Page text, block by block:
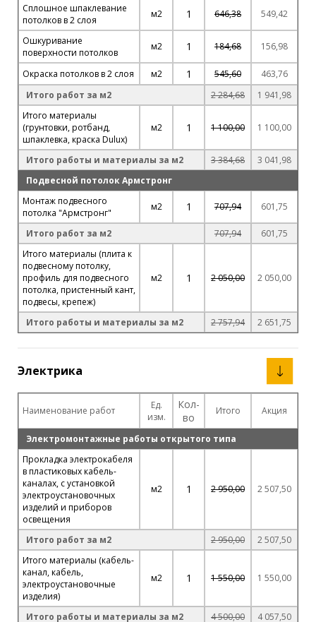
Сплошное шпаклевание
потолков в 2 слоя
м2 1 646,38 549,42
Ошкуривание
поверхности потолков
м2 1 184,68 156,98
Окраска потолков в 2 слоя м2 1 545,60
463,76
Итого работ за м2
2 284,68
1 941,98
Итого материалы
(грунтовки, ротбанд,
шпаклевка, краска Dulux)
м2 1 1 100,00 1 100,00
Итого работы и материалы за м2 3 384,68
3 041,98
Подвесной потолок Армстронг
Монтаж подвесного
потолка "Армстронг"
м2 1 707,94 601,75
Итого работ за м2 707,94
601,75
Итого материалы (плита к
подвесному потолку,
профиль для подвесного
потолка, пристенный кант,
подвесы, крепеж)
м2 1 2 050,00 2 050,00
Итого работы и материалы за м2 2 757,94 2 651,75
Электрика
Наименование работ
Ед.
изм.
Кол-
во
Итого Акция
Электромонтажные работы открытого типа
Прокладка электрокабеля
в пластиковых кабель-
каналах, с установкой
электроустановочных
изделий и приборов
освещения
м2 1 2 950,00 2 507,50
Итого работ за м2 2 950,00
2 507,50
Итого материалы (кабель-
канал, кабель,
электроустановочные
изделия)
м2 1 1 550,00 1 550,00
Итого работы и материалы за м2 4 500,00 4 057,50